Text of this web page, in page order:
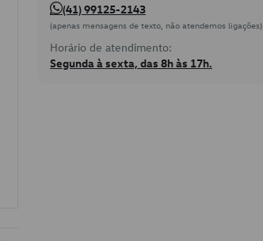
(41) 99125-2143
(apenas mensagens de texto, não atendemos ligações)
Horário de atendimento:
Segunda à sexta, das 8h às 17h.